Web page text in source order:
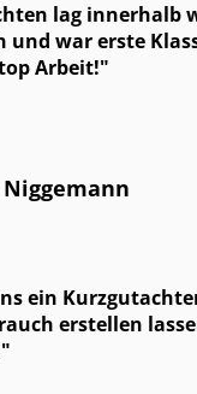
lag innerhalb
und war erste
Arbeit!
ein
erstellen